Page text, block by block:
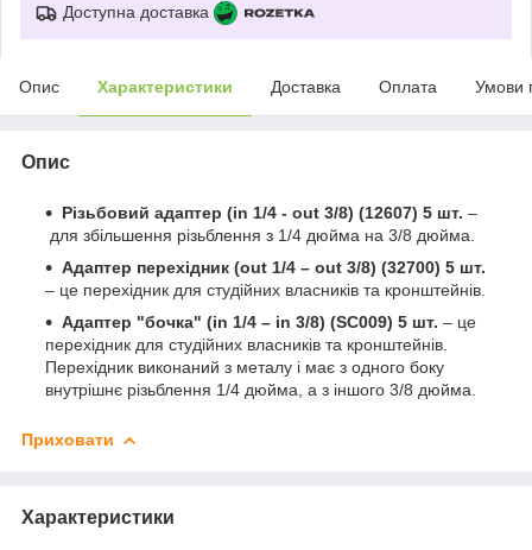
Доступна доставка
Опис Характеристики Доставка Оплата Умови
Опис
Різьбовий адаптер (in 1/4 - out 3/8) (12607) 5 шт. –
для збільшення різьблення з 1/4 дюйма на 3/8 дюйма.
Адаптер перехідник (out 1/4 – out 3/8) (32700) 5 шт.
– це перехідник для студійних власників та кронштейнів.
Адаптер "бочка" (in 1/4 – in 3/8) (SC009) 5 шт. – це
перехідник для студійних власників та кронштейнів.
Перехідник виконаний з металу і має з одного боку
внутрішнє різьблення 1/4 дюйма, а з іншого 3/8 дюйма.
Приховати
Характеристики